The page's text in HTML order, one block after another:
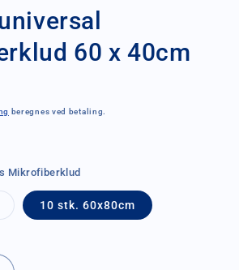
60 x 40cm
beregnes ved betaling.
Mikrofiberklud
10 stk. 60x80cm